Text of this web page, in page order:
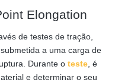
Elongation
de testes de tração,
a uma carga de
Durante o teste, é
e determinar o seu